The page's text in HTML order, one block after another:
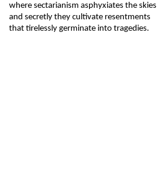
where sectarianism asphyxiates the skies
and secretly they cultivate resentments
that tirelessly germinate into tragedies.